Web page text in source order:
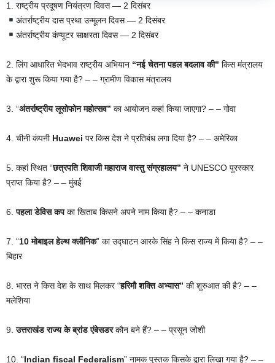
1. राष्ट्रीय प्रदूषण नियंत्रण दिवस — 2 दिसंबर
अंतर्राष्ट्रीय दास प्रथा उन्मूलन दिवस — 2 दिसंबर
अंतर्राष्ट्रीय कंप्यूटर साक्षरता दिवस — 2 दिसंबर
2. लिंग आधारित भेदभाव राष्ट्रीय अभियान “नई चेतना पहल बदलाव की” किस मंत्रालय
के द्वारा शुरू किया गया है? – – ग्रामीण विकास मंत्रालय
3. “अंतर्राष्ट्रीय लूसोफोन महोत्सव” का आयोजन कहां किया जाएगा? – – गोवा
4. चीनी कंपनी Huawei पर किस देश ने प्रतिबंध लगा दिया है? – – अमेरिका
5. कहां स्थित “छत्रपति शिवाजी महाराज वास्तु संग्रहालय” ने UNESCO पुरस्कार
प्राप्त किया है? – – मुंबई
6.पहला डेविस कपका खिताब किसने अपने नाम किया है? – – कनाडा
7. “10 मोबाइल हेल्थ क्लीनिक” का उद्घाटन आरके सिंह ने किस राज्य में किया है? – –
बिहार
8. भारत ने किस देश के साथ मिलकर “हरिमौ शक्ति अभ्यास” की शुरुआत की है? – –
मलेशिया
9.उत्तराखंड राज्य के ब्रांड एंबेसडरकौन बने हैं? – – प्रसून जोशी
10. “Indian fiscal Federalism” नामक पुस्तक किसके द्वारा लिखा गया है? – –